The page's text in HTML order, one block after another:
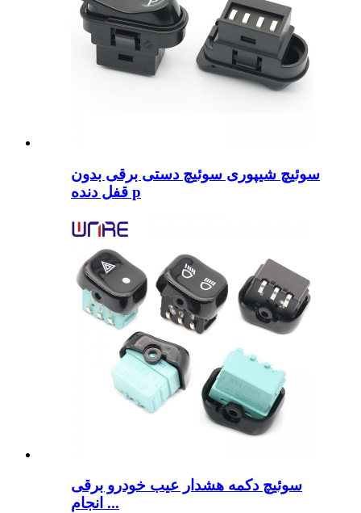
سوئیچ شیپوری سوئیچ دستی برقی بدون
قفل دنده p
سوئیچ دکمه هشدار عیب خودرو برقی
انجام ...